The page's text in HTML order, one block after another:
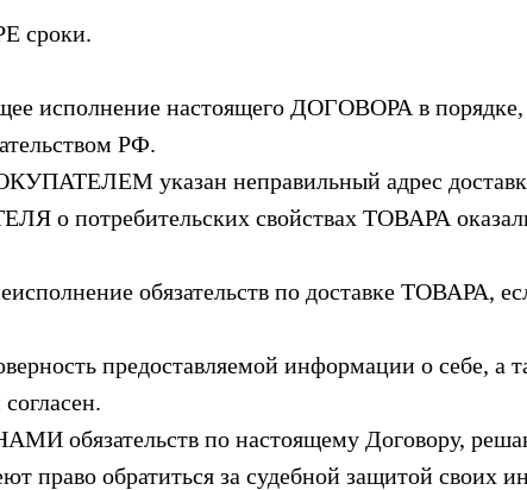
сроки.
исполнение настоящего ДОГОВОРА в порядке,
РФ.
указан неправильный адрес
о потребительских свойствах ТОВАРА
обязательств по доставке ТОВАРА,
предоставляемой информации о себе, а
обязательств по настоящему Договору,
обратиться за судебной защитой своих